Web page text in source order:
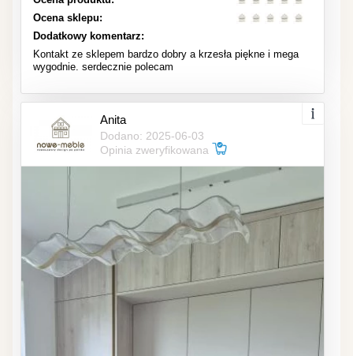
Ocena sklepu:
Dodatkowy komentarz:
Kontakt ze sklepem bardzo dobry a krzesła piękne i mega
wygodnie. serdecznie polecam
Anita
Dodano: 2025-06-03
Opinia zweryfikowana